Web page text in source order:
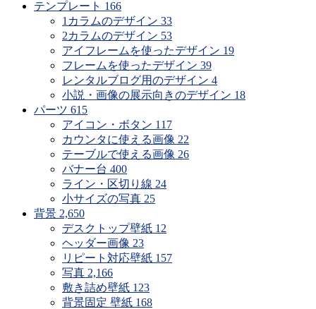
テンプレート 166
1カラムのデザイン 33
2カラムのデザイン 53
アイフレームを使ったデザイン 19
フレームを使ったデザイン 39
レンタルブログ用のデザイン 4
小説・画像の展示向きのデザイン 18
パーツ 615
アイコン・ボタン 117
カウンタに使える画像 22
テーブルで使える画像 26
バナー台 400
ライン・区切り線 24
小サイズの写真 25
背景 2,650
デスクトップ壁紙 12
ヘッダー画像 23
リピート対応壁紙 157
写真 2,166
敷き詰め壁紙 123
背景固定 壁紙 168